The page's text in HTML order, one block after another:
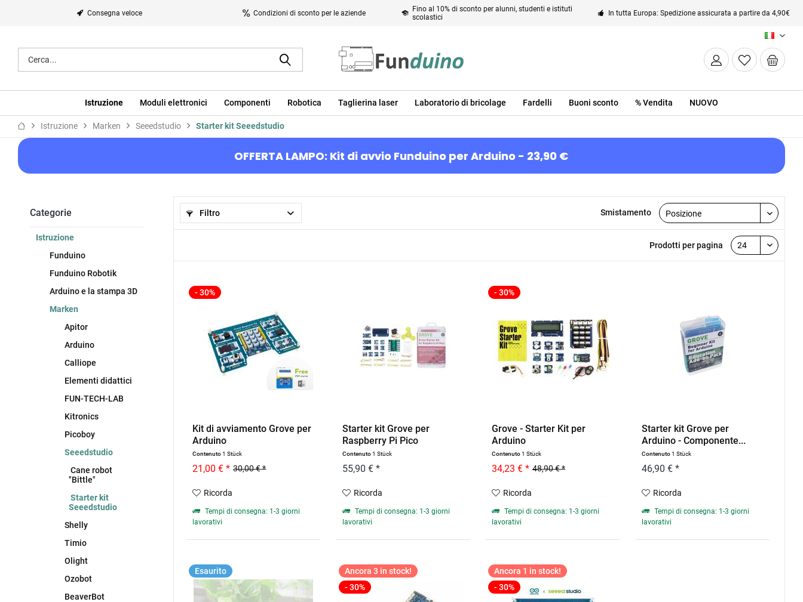
Consegna veloce Condizioni di sconto per le aziende
Fino al 10% di sconto per alunni, studenti e istituti
scolastici
In tutta Europa: Spedizione assicurata a partire da 4,90€
IT
Istruzione Moduli elettronici Componenti Robotica Taglierina laser Laboratorio di bricolage Fardelli Buoni sconto % Vendita NUOVO
Istruzione Marken Seeedstudio Starter kit Seeedstudio
OFFERTA LAMPO: Kit di avvio Funduino per Arduino - 23,90 €
Categorie
Istruzione
Funduino
Funduino Robotik
Arduino e la stampa 3D
Marken
Apitor
Arduino
Calliope
Elementi didattici
FUN-TECH-LAB
Kitronics
Picoboy
Seeedstudio
Cane robot
"Bittle"
Starter kit
Seeedstudio
Shelly
Timio
Olight
Ozobot
BeaverBot
Filtro Smistamento
Prodotti per pagina
- 30%
Kit di avviamento Grove per
Arduino
Contenuto1 Stück
30,00 € *
21,00 € *
Ricorda
Tempi di consegna: 1-3 giorni
lavorativi
Starter kit Grove per
Raspberry Pi Pico
Contenuto1 Stück
55,90 € *
Ricorda
Tempi di consegna: 1-3 giorni
lavorativi
- 30%
Grove - Starter Kit per
Arduino
Contenuto1 Stück
48,90 € *
34,23 € *
Ricorda
Tempi di consegna: 1-3 giorni
lavorativi
Starter kit Grove per
Arduino - Componente...
Contenuto1 Stück
46,90 € *
Ricorda
Tempi di consegna: 1-3 giorni
lavorativi
Esaurito
Ancora 3 in stock!
- 30%
Ancora 1 in stock!
- 30%